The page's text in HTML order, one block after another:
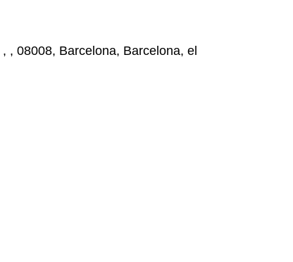
, 08008, Barcelona, Barcelona, el